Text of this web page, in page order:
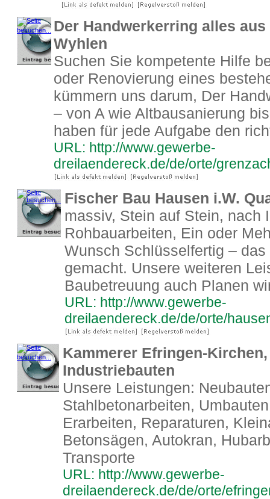
Der Handwerkerring alles
Wyhlen
Suchen Sie kompetente Hilfe
oder Renovierung eines
kümmern uns darum, Der
– von A wie Altbausanierung
haben für jede Aufgabe den
URL: http://www.gewerbe-
dreilaendereck.de/de/orte/
Fischer Bau Hausen i.W.
massiv, Stein auf Stein, nach
Rohbauarbeiten, Ein oder
Wunsch Schlüsselfertig –
gemacht. Unsere weiteren
Baubetreuung auch Planen
URL: http://www.gewerbe-
dreilaendereck.de/de/orte/
Kammerer Efringen-
Industriebauten
Unsere Leistungen:
Stahlbetonarbeiten,
Erarbeiten, Reparaturen,
Betonsägen, Autokran,
Transporte
URL: http://www.gewerbe-
dreilaendereck.de/de/orte/